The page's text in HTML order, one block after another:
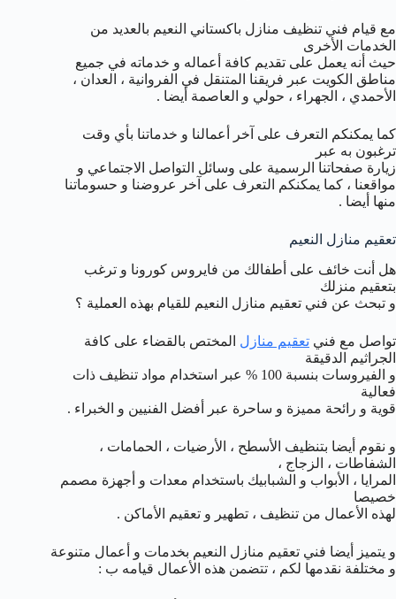
مع قيام فني تنظيف منازل باكستاني النعيم بالعديد من
الخدمات الأخرى
حيث أنه يعمل على تقديم كافة أعماله و خدماته في جميع
مناطق الكويت عبر فريقنا المتنقل في الفروانية ، العدان ،
الأحمدي ، الجهراء ، حولي و العاصمة أيضا .
كما يمكنكم التعرف على آخر أعمالنا و خدماتنا بأي وقت
ترغبون به عبر
زيارة صفحاتنا الرسمية على وسائل التواصل الاجتماعي و
مواقعنا ، كما يمكنكم التعرف على آخر عروضنا و حسوماتنا
منها أيضا .
تعقيم منازل النعيم
هل أنت خائف على أطفالك من فايروس كورونا و ترغب
بتعقيم منزلك
و تبحث عن فني تعقيم منازل النعيم للقيام بهذه العملية ؟
تواصل مع فني تعقيم منازل المختص بالقضاء على كافة
الجراثيم الدقيقة
و الفيروسات بنسبة 100 % عبر استخدام مواد تنظيف ذات
فعالية
قوية و رائحة مميزة و ساحرة عبر أفضل الفنيين و الخبراء .
و نقوم أيضا بتنظيف الأسطح ، الأرضيات ، الحمامات ،
الشفاطات ، الزجاج ،
المرايا ، الأبواب و الشبابيك باستخدام معدات و أجهزة مصمم
خصيصا
لهذه الأعمال من تنظيف ، تطهير و تعقيم الأماكن .
و يتميز أيضا فني تعقيم منازل النعيم بخدمات و أعمال متنوعة
و مختلفة نقدمها لكم ، تتضمن هذه الأعمال قيامه ب :